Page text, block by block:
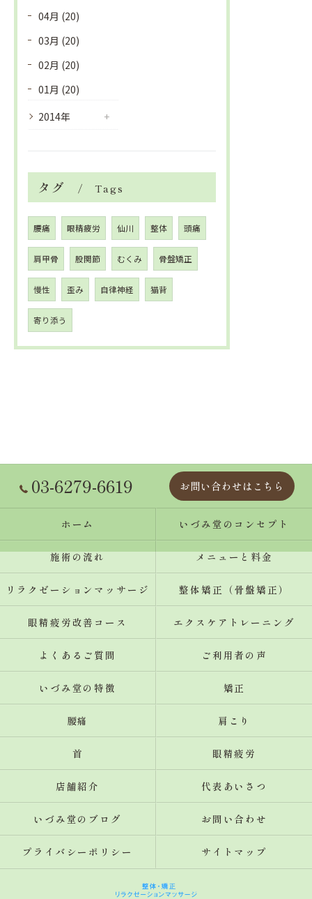
04月 (20)
03月 (20)
02月 (20)
01月 (20)
2014年
タグ Tags
腰痛 眼精疲労 仙川 整体 頭痛
肩甲骨 股関節 むくみ 骨盤矯正
慢性 歪み 自律神経 猫背
寄り添う
03-6279-6619 お問い合わせはこちら
ホーム いづみ堂のコンセプト
施術の流れ メニューと料金
リラクゼーションマッサージ 整体矯正（骨盤矯正）
眼精疲労改善コース エクスケアトレーニング
よくあるご質問 ご利用者の声
いづみ堂の特徴 矯正
腰痛 肩こり
首 眼精疲労
店舗紹介 代表あいさつ
いづみ堂のブログ お問い合わせ
プライバシーポリシー サイトマップ